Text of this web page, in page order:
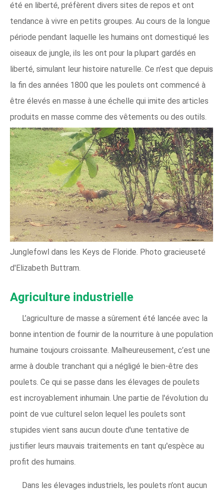
été en liberté, préfèrent divers sites de repos et ont
tendance à vivre en petits groupes. Au cours de la longue
période pendant laquelle les humains ont domestiqué les
oiseaux de jungle, ils les ont pour la plupart gardés en
liberté, simulant leur histoire naturelle. Ce n’est que depuis
la fin des années 1800 que les poulets ont commencé à
être élevés en masse à une échelle qui imite des articles
produits en masse comme des vêtements ou des outils.
Junglefowl dans les Keys de Floride. Photo gracieuseté
d'Elizabeth Buttram.
Agriculture industrielle
L’agriculture de masse a sûrement été lancée avec la
bonne intention de fournir de la nourriture à une population
humaine toujours croissante. Malheureusement, c’est une
arme à double tranchant qui a négligé le bien-être des
poulets. Ce qui se passe dans les élevages de poulets
est incroyablement inhumain. Une partie de l'évolution du
point de vue culturel selon lequel les poulets sont
stupides vient sans aucun doute d'une tentative de
justifier leurs mauvais traitements en tant qu'espèce au
profit des humains.
Dans les élevages industriels, les poulets n’ont aucun